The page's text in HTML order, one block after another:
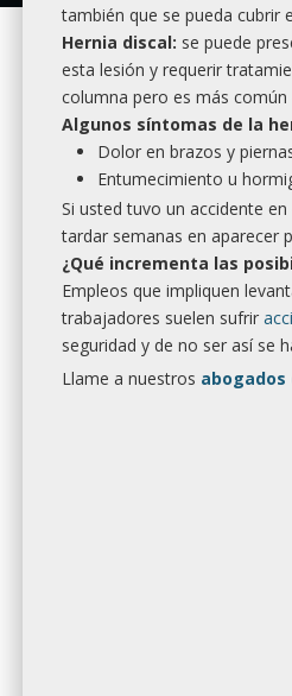
también que se pueda cubrir
Hernia discal: se puede
esta lesión y requerir
columna pero es más común
Algunos síntomas de la
Dolor en brazos y
Entumecimiento u
Si usted tuvo un accidente
tardar semanas en aparecer
¿Qué incrementa las
Empleos que impliquen
trabajadores suelen sufrir
seguridad y de no ser así se
Llame a nuestros abogados